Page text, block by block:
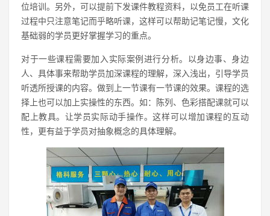
位培训。另外，可以提前下发课件教程资料，以免员工在听课
过程中只注意笔记而乎略听课，这样可以帮助记笔记慢，文化
基础弱的学员更好掌握学习的重点。
对于一些课程需要加入实际案例进行分析。以身边事、身边
人、具体事来帮助学员加深课程的理解，深入浅出，引导学员
听透所授课的内容。做到上一节课有一节课的效果。课程的选
择上也可以加上实操性的东西。如：陈列、色彩搭配课就可以
配上教具。让学员实际动手操作。这样可以增加课程的互动
性，更有益于学员对抽象概念的具体理解。